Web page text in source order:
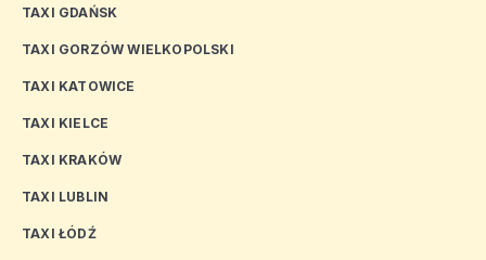
TAXI GDAŃSK
TAXI GORZÓW WIELKOPOLSKI
TAXI KATOWICE
TAXI KIELCE
TAXI KRAKÓW
TAXI LUBLIN
TAXI ŁÓDŹ